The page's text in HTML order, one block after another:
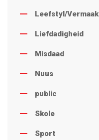
Leefstyl/Vermaak
Liefdadigheid
Misdaad
Nuus
public
Skole
Sport